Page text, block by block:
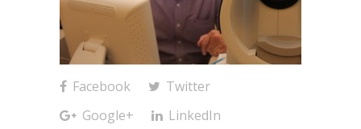
Facebook
Twitter
Google+
LinkedIn